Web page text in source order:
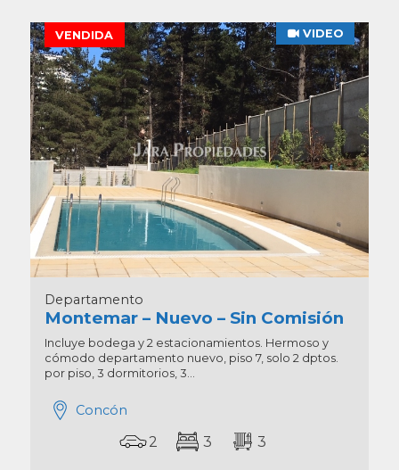
VENDIDA VIDEO
Departamento
Montemar – Nuevo – Sin Comisión
Incluye bodega y 2 estacionamientos. Hermoso y
cómodo departamento nuevo, piso 7, solo 2 dptos.
por piso, 3 dormitorios, 3...
Concón
2 3 3